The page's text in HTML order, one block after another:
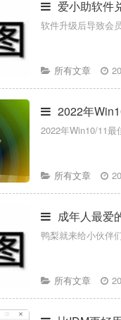
爱小助软件
软件升级后导致会
所有文章
2022年
2022年Win10/11最
所有文章
成年人最爱
鸭梨就来给小伙伴
所有文章